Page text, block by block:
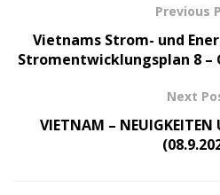
Previous
Vietnams Strom- und
Stromentwicklungsplan 8 –
Next
VIETNAM – NEUIGKEITEN